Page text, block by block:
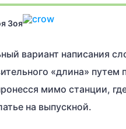
Зоя
вариант написания
«длина»
мимо станции,
на выпускной.